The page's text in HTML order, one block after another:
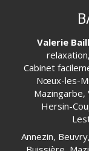
Valerie
Cabinet
Nœux-les-
Mazingarbe,
Hersin-
Annezin,